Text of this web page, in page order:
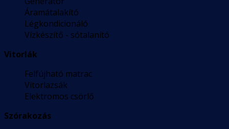
Áramátalakító
Légkondicionáló
Vízkészítő - sótalanító
Vitorlák
Felfújható matrac
Vitorlazsák
Elektromos csörlő
Szórakozás